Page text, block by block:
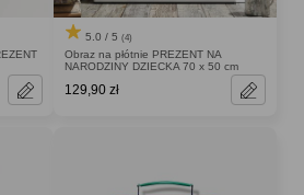
5.0 / 5 (4)
Obraz na płótnie PREZENT NA
NARODZINY DZIECKA 70 x 50 cm
129,90 zł